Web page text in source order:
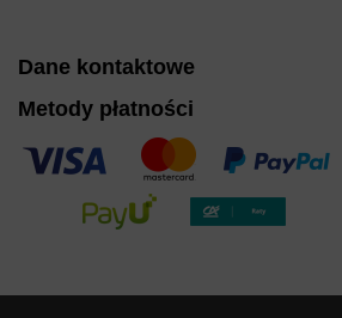
Dane kontaktowe
Metody płatności